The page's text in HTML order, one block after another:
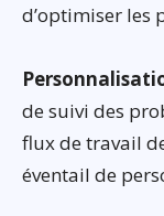
d’optimiser les
de suivi des
flux de travail
éventail de